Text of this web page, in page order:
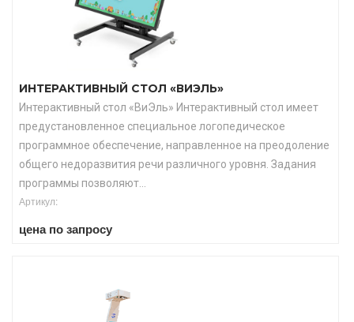
ИНТЕРАКТИВНЫЙ СТОЛ «ВИЭЛЬ»
Интерактивный стол «ВиЭль» Интерактивный стол имеет
предустановленное специальное логопедическое
программное обеспечение, направленное на преодоление
общего недоразвития речи различного уровня. Задания
программы позволяют...
Артикул:
цена по запросу